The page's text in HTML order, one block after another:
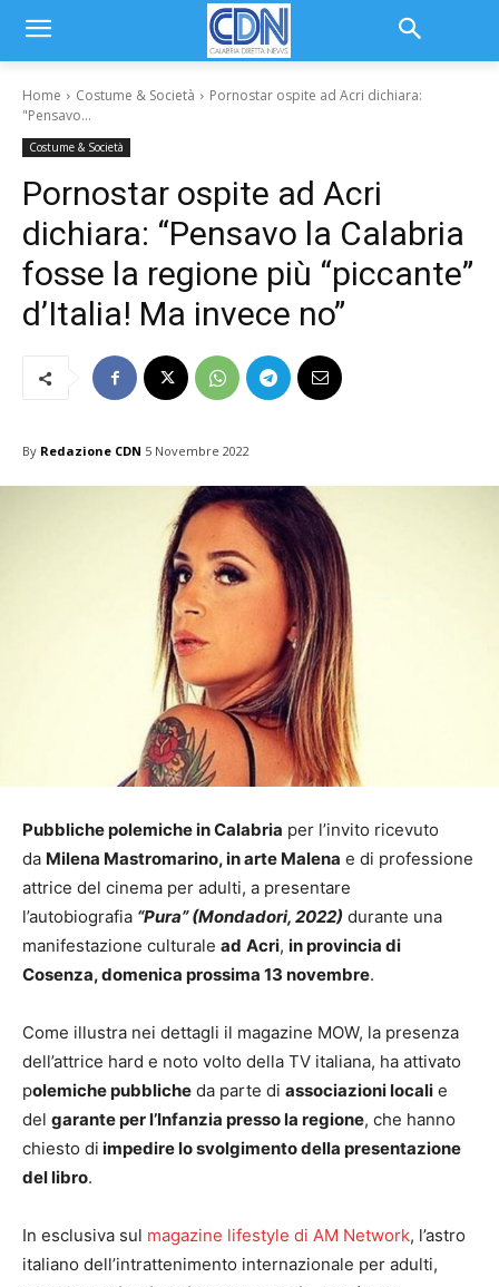
Home Costume & Società
Pornostar ospite ad Acri dichiara:
"Pensavo...
Costume & Società
Pornostar ospite ad Acri
dichiara: “Pensavo la Calabria
fosse la regione più “piccante”
d’Italia! Ma invece no”
By Redazione CDN 5 Novembre 2022
Pubbliche polemiche in Calabria per l’invito ricevuto
da Milena Mastromarino, in arte Malena e di professione
attrice del cinema per adulti, a presentare
l’autobiografia “Pura” (Mondadori, 2022) durante una
manifestazione culturale ad Acri, in provincia di
Cosenza, domenica prossima 13 novembre.
Come illustra nei dettagli il magazine MOW, la presenza
dell’attrice hard e noto volto della TV italiana, ha attivato
polemiche pubbliche da parte di associazioni locali e
del garante per l’Infanzia presso la regione, che hanno
chiesto di impedire lo svolgimento della presentazione
del libro.
In esclusiva sul magazine lifestyle di AM Network, l’astro
italiano dell’intrattenimento internazionale per adulti,